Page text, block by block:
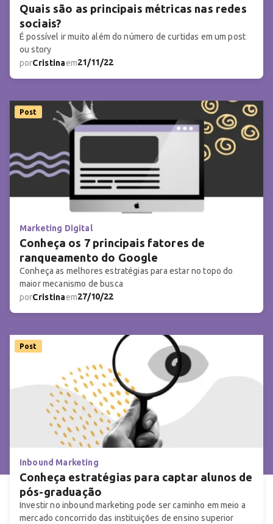
Quais são as principais métricas nas redes
sociais?
É possível ir muito além do número de curtidas em um post
ou story
porCristinaem21/11/22
Marketing Digital
Conheça os 7 principais fatores de
ranqueamento do Google
Conheça as melhores estratégias para estar no topo do
maior mecanismo de busca
porCristinaem27/10/22
Post
Inbound Marketing
Conheça estratégias para captar alunos de
pós-graduação
Investir no inbound marketing pode ser caminho em meio a
mercado concorrido das instituições de ensino superior
Post